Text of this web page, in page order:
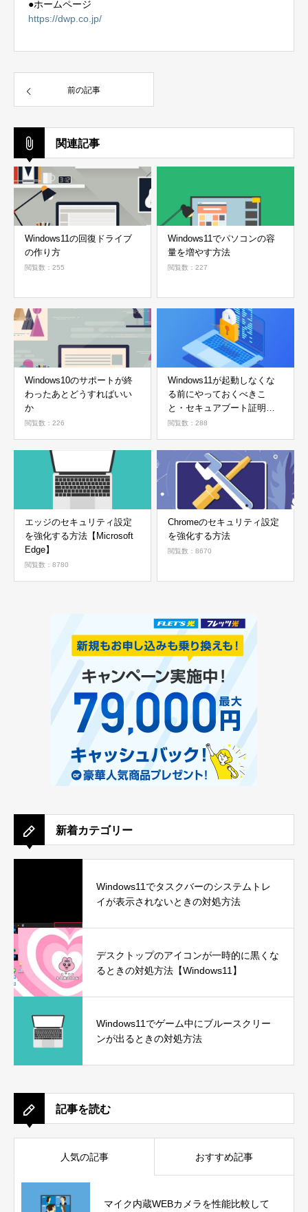
●ホームページ
https://dwp.co.jp/
前の記事
関連記事
Windows11の回復ドライブ
の作り方
閲覧数：255
Windows11でパソコンの容
量を増やす方法
閲覧数：227
Windows10のサポートが終
わったあとどうすればいい
か
閲覧数：226
Windows11が起動しなくな
る前にやっておくべきこ
と・セキュアブート証明書
の確認方法
閲覧数：288
エッジのセキュリティ設定
を強化する方法【Microsoft
Edge】
閲覧数：8780
Chromeのセキュリティ設定
を強化する方法
閲覧数：8670
新着カテゴリー
Windows11でタスクバーのシステムトレ
イが表示されないときの対処方法
デスクトップのアイコンが一時的に黒くな
るときの対処方法【Windows11】
Windows11でゲーム中にブルースクリー
ンが出るときの対処方法
記事を読む
人気の記事 おすすめ記事
マイク内蔵WEBカメラを性能比較して